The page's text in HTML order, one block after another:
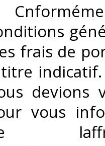
frais de
devions
vous